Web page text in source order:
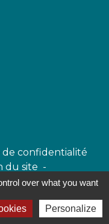
confidentialité
du site -
des Communes
over what you want
Personalize